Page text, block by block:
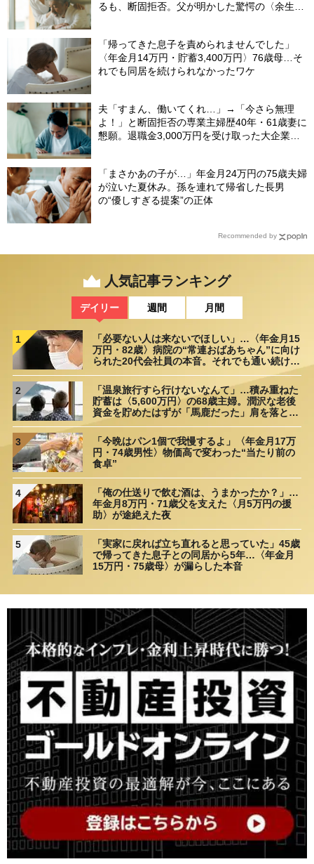
るも、断固拒否。父が明かした驚愕の〈余生計
「帰ってきた息子を責められませんでした」
〈年金月14万円・貯蓄3,400万円〉76歳母…そ
れでも同居を続けられなかったワケ
夫「すまん、働いてくれ…」→「今さら無理
よ！」と断固拒否の専業主婦歴40年・61歳妻に
懇願。退職金3,000万円を受け取った大企業元
「まさかあの子が…」年金月24万円の75歳夫婦
が泣いた夏休み。孫を連れて帰省した長男
の“優しすぎる提案”の正体
Recommended by
人気記事ランキング
デイリー 週間 月間
1
「必要ない人は来ないでほしい」…〈年金月15
万円・82歳〉病院の“常連おばあちゃん”に向け
られた20代会社員の本音。それでも通い続ける
2
「温泉旅行すら行けないなんて」…積み重ねた
貯蓄は〈5,600万円〉の68歳主婦。潤沢な老後
資金を貯めたはずが「馬鹿だった」肩を落とす
3
「今晩はパン1個で我慢するよ」〈年金月17万
円・74歳男性〉物価高で変わった“当たり前の
食卓”
4
「俺の仕送りで飲む酒は、うまかったか？」…
年金月8万円・71歳父を支えた〈月5万円の援
助〉が途絶えた夜
5
「実家に戻れば立ち直れると思っていた」45歳
で帰ってきた息子との同居から5年…〈年金月
15万円・75歳母〉が漏らした本音